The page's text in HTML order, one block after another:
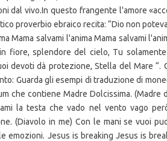
dal vivo.In questo frangente l'amore
proverbio ebraico recita: “Dio non
Mama salvami l'anima Mama salvami
fiore, splendore del cielo, Tu
devoti dà protezione, Stella del Mare “.
Guarda gli esempi di traduzione di
che contiene Madre Dolcissima. (Madre
la testa che vado nel vento vago
(Diavolo in me) Con le mani se vuoi
emozioni. Jesus is breaking Jesus is